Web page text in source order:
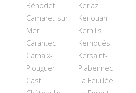
Bénodet
Camaret-sur-
Mer
Carantec
Carhaix-
Plouguer
Cast
Kerlaz
Kerlouan
Kernilis
Kernouës
Kersaint-
Plabennec
La Feuillée